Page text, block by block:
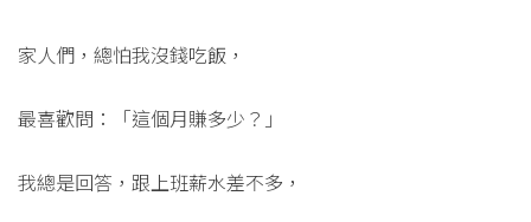
家人們，總怕我沒錢吃飯，
最喜歡問：「這個月賺多少？」
我總是回答，跟上班薪水差不多，